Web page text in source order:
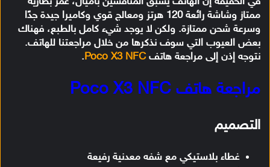
ممتاز وشاشة رائعة 120 هرتز ومعالج قوي وكاميرا جيدة جدًا
وسرعة شحن ممتازة. ولكن لا يوجد شيء كامل بالطبع، فهناك
بعض العيوب التي سوف نذكرها من خلال مراجعتنا للهاتف.
نتوجه إذن إلى مراجعة هاتفPoco X3 NFC
.
مراجعة هاتف Poco X3 NFC
التصميم
غطاء بلاستيكي مع شفه معدنية رفيعة